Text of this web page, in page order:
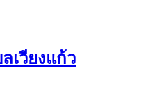
เวียงแก้ว